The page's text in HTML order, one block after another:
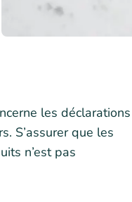
les déclarations
S’assurer que les
n’est pas